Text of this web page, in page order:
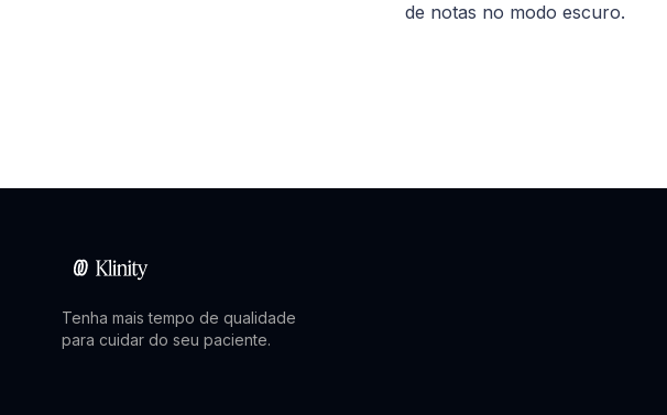
de notas no modo escuro.
Tenha mais tempo de qualidade
para cuidar do seu paciente.